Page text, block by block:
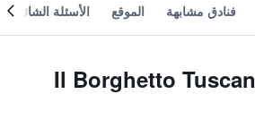
فنادق مشابهة الموقع الأسئلة الشائعة
أفضل صفقات Il Borghetto Tuscan